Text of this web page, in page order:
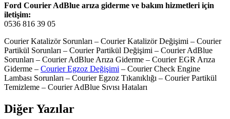
Ford Courier AdBlue arıza giderme ve bakım hizmetleri için
iletişim:
0536 816 39 05
Courier Katalizör Sorunları – Courier Katalizör Değişimi – Courier
Partikül Sorunları – Courier Partikül Değişimi – Courier AdBlue
Sorunları – Courier AdBlue Arıza Giderme – Courier EGR Arıza
Giderme – Courier Egzoz Değişimi – Courier Check Engine
Lambası Sorunları – Courier Egzoz Tıkanıklığı – Courier Partikül
Temizleme – Courier AdBlue Sıvısı Hataları
Diğer Yazılar